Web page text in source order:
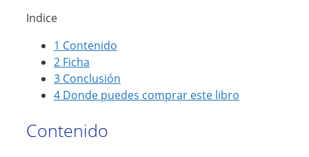
Indice
1 Contenido
2 Ficha
3 Conclusión
4 Donde puedes comprar este libro
Contenido